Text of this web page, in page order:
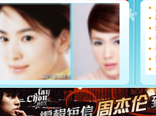
[圣诞节]
能正大
都要快乐
[圣诞节]
如意,快
[元旦]
看
断电。
你是我
[元旦]如
起；二是
离。水晶